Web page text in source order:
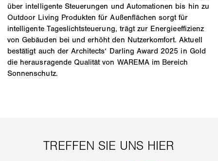
über intelligente Steuerungen und Automationen bis hin zu
Outdoor Living Produkten für Außenflächen sorgt für
intelligente Tageslichtsteuerung, trägt zur Energieeffizienz
von Gebäuden bei und erhöht den Nutzerkomfort. Aktuell
bestätigt auch der Architects‘ Darling Award 2025 in Gold
die herausragende Qualität von WAREMA im Bereich
Sonnenschutz.